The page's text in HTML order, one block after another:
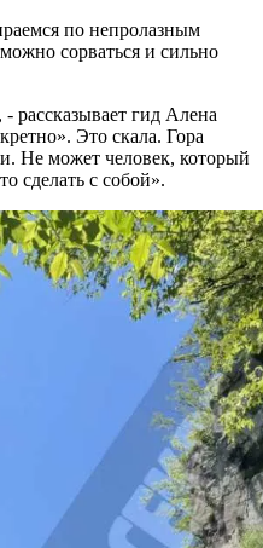
по непролазным
сорваться и сильно
рассказывает гид Алена
Это скала. Гора
Не может человек, который
сделать с собой».